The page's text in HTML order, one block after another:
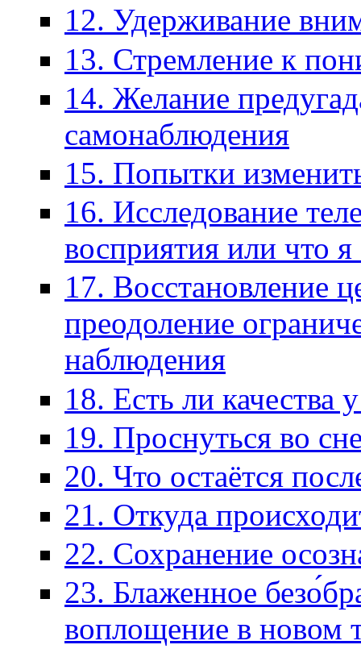
12. Удерживание
13. Стремление к
14. Желание
самонаблюдения
15. Попытки
16. Исследование
восприятия или что
17. Восстановление
преодоление
наблюдения
18. Есть ли качества
19. Проснуться во
20. Что остаётся
21. Откуда
22. Сохранение
23. Блаженное
воплощение в новом